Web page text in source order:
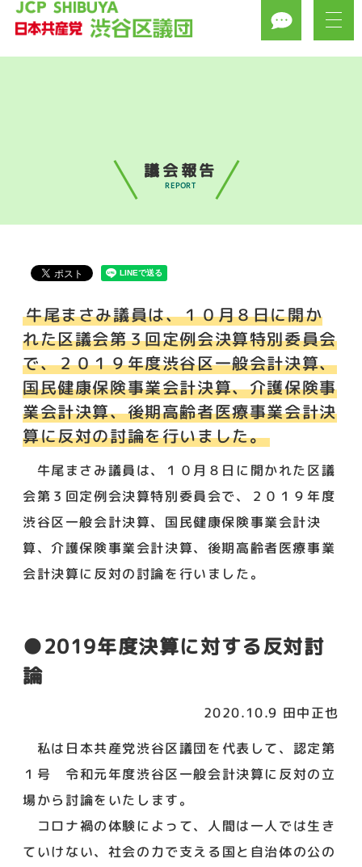
議会報告
REPORT
牛尾まさみ議員は、１０月８日に開か
れた区議会第３回定例会決算特別委員会
で、２０１９年度渋谷区一般会計決算、
国民健康保険事業会計決算、介護保険事
業会計決算、後期高齢者医療事業会計決
算に反対の討論を行いました。
牛尾まさみ議員は、１０月８日に開かれた区議
会第３回定例会決算特別委員会で、２０１９年度
渋谷区一般会計決算、国民健康保険事業会計決
算、介護保険事業会計決算、後期高齢者医療事業
会計決算に反対の討論を行いました。
●2019年度決算に対する反対討
論
2020.10.9 田中正也
私は日本共産党渋谷区議団を代表して、認定第
１号 令和元年度渋谷区一般会計決算に反対の立
場から討論をいたします。
コロナ禍の体験によって、人間は一人では生き
ていけない、社会の力で支える国と自治体の公の